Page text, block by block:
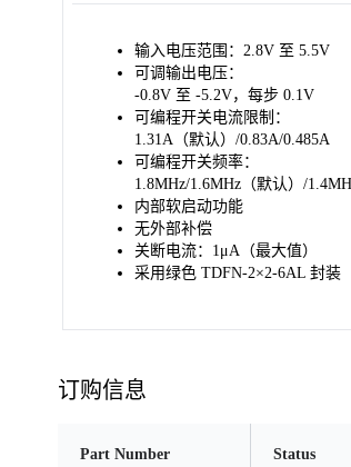
输入电压范围：2.8V 至 5.5V
可调输出电压：
-0.8V 至 -5.2V，每步 0.1V
可编程开关电流限制：
1.31A（默认）/0.83A/0.485A
可编程开关频率：
1.8MHz/1.6MHz（默认）/
内部软启动功能
无外部补偿
关断电流：1μA（最大值）
采用绿色 TDFN-2×2-6AL 封装
订购信息
Part Number Status